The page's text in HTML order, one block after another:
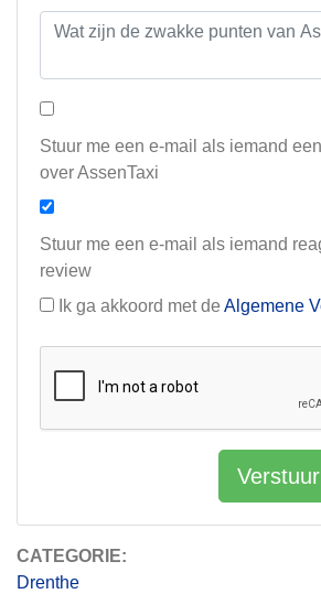
CATEGORIE:
Drenthe
Stuur me een e-mail als iemand
over AssenTaxi
Stuur me een e-mail als iemand
review
Ik ga akkoord met de Algemene